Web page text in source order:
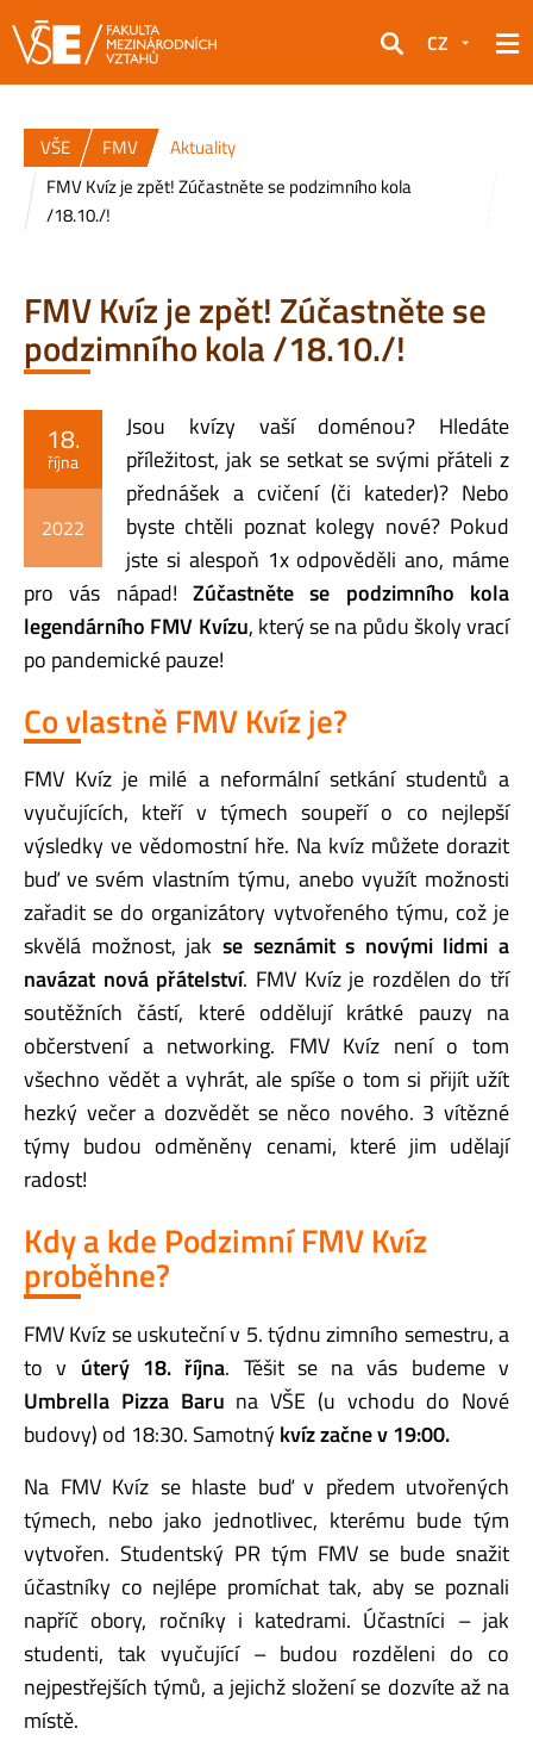
Hledat
CZ
VŠE FMV
Aktuality
FMV Kvíz je zpět! Zúčastněte se podzimního kola
/18.10./!
FMV Kvíz je zpět! Zúčastněte se
podzimního kola /18.10./!
18.
října
2022
Jsou kvízy vaší doménou? Hledáte
příležitost, jak se setkat se svými přáteli z
přednášek a cvičení (či kateder)? Nebo
byste chtěli poznat kolegy nové? Pokud
jste si alespoň 1x odpověděli ano, máme
pro vás nápad! Zúčastněte se podzimního kola
legendárního FMV Kvízu, který se na půdu školy vrací
po pandemické pauze!
Co vlastně FMV Kvíz je?
FMV Kvíz je milé a neformální setkání studentů a
vyučujících, kteří v týmech soupeří o co nejlepší
výsledky ve vědomostní hře. Na kvíz můžete dorazit
buď ve svém vlastním týmu, anebo využít možnosti
zařadit se do organizátory vytvořeného týmu, což je
skvělá možnost, jak se seznámit s novými lidmi a
navázat nová přátelství. FMV Kvíz je rozdělen do tří
soutěžních částí, které oddělují krátké pauzy na
občerstvení a networking. FMVKvíz není o tom
všechno vědět a vyhrát, ale spíše o tom si přijít užít
hezký večer a dozvědět se něco nového. 3 vítězné
týmy budou odměněny cenami, které jim udělají
radost!
Kdy a kde PodzimníFMV Kvíz
proběhne?
FMV Kvíz se uskuteční v 5. týdnu zimního semestru, a
to v úterý 18. října. Těšit se na vás budeme v
Umbrella Pizza Baru na VŠE (u vchodu do Nové
budovy) od 18:30. Samotnýkvíz začne v 19:00.
Na FMV Kvíz se hlaste buď v předem utvořených
týmech, nebo jako jednotlivec, kterému bude tým
vytvořen. Studentský PR tým FMV se bude snažit
účastníky co nejlépe promíchat tak, aby se poznali
napříč obory, ročníky i katedrami. Účastníci – jak
studenti, tak vyučující – budou rozděleni do co
nejpestřejších týmů, a jejichž složení se dozvíte až na
místě.